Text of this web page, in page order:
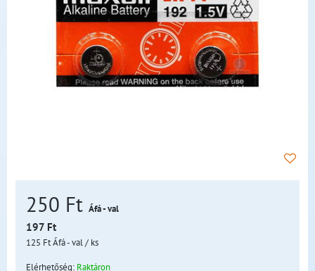
250 Ft Áfá - val
197 Ft
125 FtÁfá - val/ ks
Elérhetőség: Raktáron